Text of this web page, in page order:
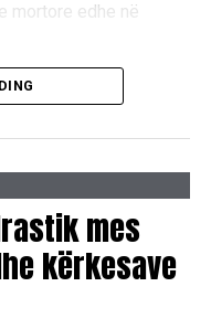
mortore edhe në
duke kryer
koordinim të plotë
së Kosovës,
me qëllim
e Republikës
mes
kërkesave